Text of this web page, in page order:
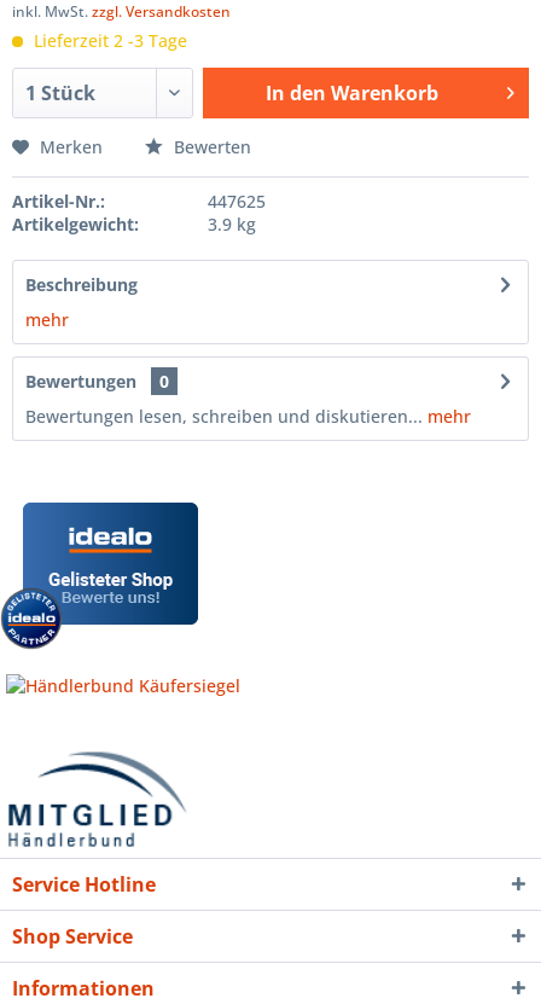
inkl. MwSt.zzgl. Versandkosten
Lieferzeit 2 -3 Tage
In den Warenkorb
Merken Bewerten
Artikel-Nr.:
447625
Artikelgewicht:
3.9 kg
Beschreibung
mehr
Bewertungen
0
Bewertungen lesen, schreiben und diskutieren... mehr
Service Hotline
Shop Service
Informationen